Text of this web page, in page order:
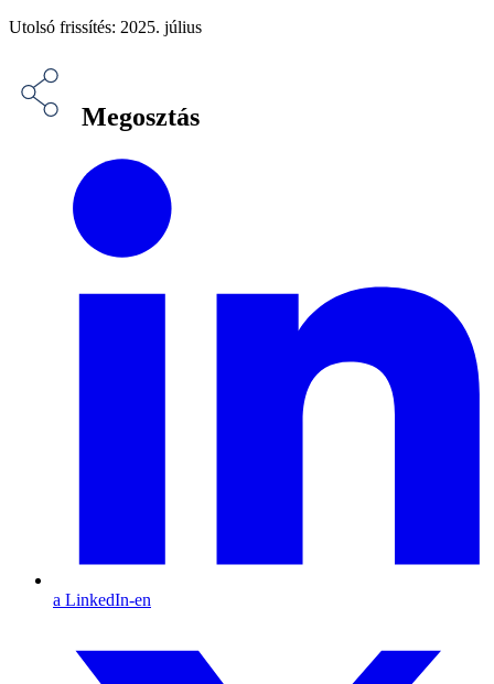
Utolsó frissítés: 2025. július
Megosztás
a LinkedIn-en